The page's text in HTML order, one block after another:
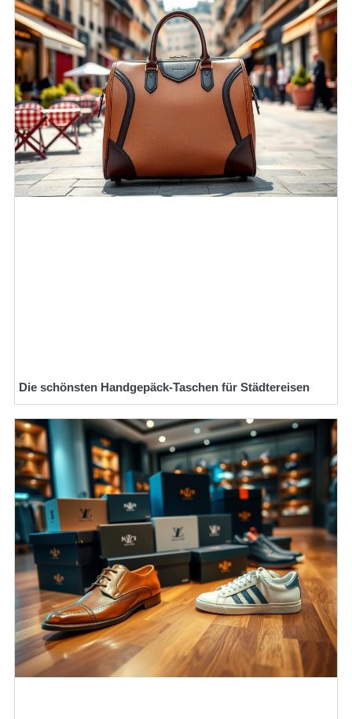
Die schönsten Handgepäck-Taschen für Städtereisen